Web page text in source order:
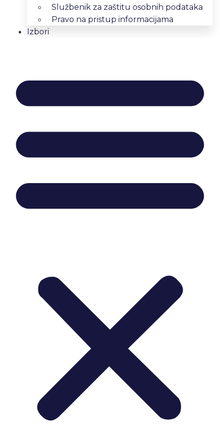
Službenik za zaštitu osobnih podataka
Pravo na pristup informacijama
Izbori